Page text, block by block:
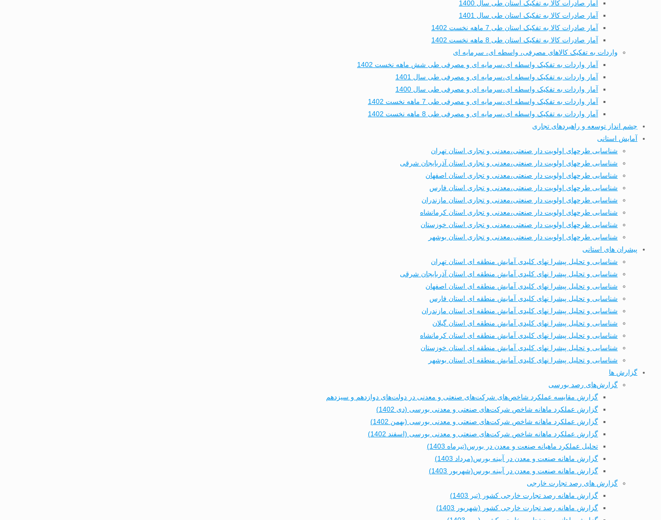
آمار صادرات کالا به تفکیک استان طی سال 1400
آمار صادرات کالا به تفکیک استان طی سال 1401
آمار صادرات کالا به تفکیک استان طی 7 ماهه نخست 1402
آمار صادرات کالا به تفکیک استان طی 8 ماهه نخست 1402
واردات به تفکیک کالاهای مصرفی، واسطه ای، سرمایه ای
آمار واردات به تفکیک واسطه ای،سرمایه ای و مصرفی طی شش ماهه نخست 1402
آمار واردات به تفکیک واسطه ای،سرمایه ای و مصرفی طی سال 1401
آمار واردات به تفکیک واسطه ای،سرمایه ای و مصرفی طی سال 1400
آمار واردات به تفکیک واسطه ای،سرمایه ای و مصرفی طی 7 ماهه نخست 1402
آمار واردات به تفکیک واسطه ای،سرمایه ای و مصرفی طی 8 ماهه نخست 1402
چشم انداز توسعه و راهبردهای تجاری
آمایش استانی
شناسایی طرحهای اولویت دار صنعتی،معدنی و تجاری استان تهران
شناسایی طرحهای اولویت دار صنعتی،معدنی و تجاری استان آذربایجان شرقی
شناسایی طرحهای اولویت دار صنعتی،معدنی و تجاری استان اصفهان
شناسایی طرحهای اولویت دار صنعتی،معدنی و تجاری استان فارس
شناسایی طرحهای اولویت دار صنعتی،معدنی و تجاری استان مازندران
شناسایی طرحهای اولویت دار صنعتی،معدنی و تجاری استان کرمانشاه
شناسایی طرحهای اولویت دار صنعتی،معدنی و تجاری استان خوزستان
شناسایی طرحهای اولویت دار صنعتی،معدنی و تجاری استان بوشهر
پیشران های استانی
شناسایی و تحلیل پیشرا نهای کلیدی آمایش منطقه ای استان تهران
شناسایی و تحلیل پیشرا نهای کلیدی آمایش منطقه ای استان آذربایجان شرقی
شناسایی و تحلیل پیشرا نهای کلیدی آمایش منطقه ای استان اصفهان
شناسایی و تحلیل پیشرا نهای کلیدی آمایش منطقه ای استان فارس
شناسایی و تحلیل پیشرا نهای کلیدی آمایش منطقه ای استان مازندران
شناسایی و تحلیل پیشرا نهای کلیدی آمایش منطقه ای استان گیلان
شناسایی و تحلیل پیشرا نهای کلیدی آمایش منطقه ای استان کرمانشاه
شناسایی و تحلیل پیشرا نهای کلیدی آمایش منطقه ای استان خوزستان
شناسایی و تحلیل پیشرا نهای کلیدی آمایش منطقه ای استان بوشهر
گزارش ها
گزارش‌های رصد بورسی
گزارش مقایسه عملکرد شاخص‌های شرکت‌های صنعتی و معدنی در دولت‌های دوازدهم و سیزدهم
گزارش عملکرد ماهانه شاخص شرکت‌های صنعتی و معدنی بورسی (دی 1402)
گزارش عملکرد ماهانه شاخص شرکت‌های صنعتی و معدنی بورسی (بهمن 1402)
گزارش عملکرد ماهانه شاخص شرکت‌های صنعتی و معدنی بورسی (اسفند 1402)
تحلیل عملکرد ماهیانه صنعت و معدن در بورس(تیرماه 1403)
گزارش ماهانه صنعت و معدن در آیینه بورس(مرداد 1403)
گزارش ماهانه صنعت و معدن در آیینه بورس(شهریور 1403)
گزارش های رصد تجارت خارجی
گزارش ماهانه رصد تجارت خارجی کشور (تیر 1403)
گزارش ماهانه رصد تجارت خارجی کشور (شهریور 1403)